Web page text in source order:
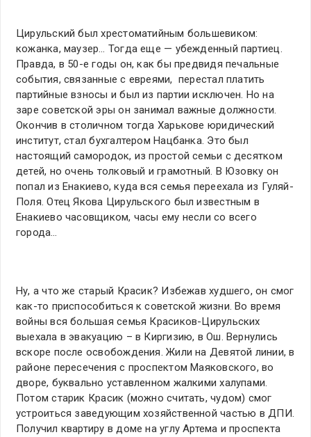
Цирульский был хрестоматийным большевиком:
кожанка, маузер… Тогда еще — убежденный партиец.
Правда, в 50-е годы он, как бы предвидя печальные
события, связанные с евреями, перестал платить
партийные взносы и был из партии исключен. Но на
заре советской эры он занимал важные должности.
Окончив в столичном тогда Харькове юридический
институт, стал бухгалтером Нацбанка. Это был
настоящий самородок, из простой семьи с десятком
детей, но очень толковый и грамотный. В Юзовку он
попал из Енакиево, куда вся семья переехала из Гуляй-
Поля. Отец Якова Цирульского был известным в
Енакиево часовщиком, часы ему несли со всего
города…
Ну, а что же старый Красик? Избежав худшего, он смог
как-то приспособиться к советской жизни. Во время
войны вся большая семья Красиков-Цирульских
выехала в эвакуацию – в Киргизию, в Ош. Вернулись
вскоре после освобождения. Жили на Девятой линии, в
районе пересечения с проспектом Маяковского, во
дворе, буквально уставленном жалкими халупами.
Потом старик Красик (можно считать, чудом) смог
устроиться заведующим хозяйственной частью в ДПИ.
Получил квартиру в доме на углу Артема и проспекта